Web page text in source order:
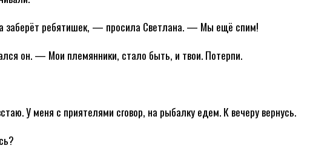
ребятишек, — просила Светлана. — Мы ещё спим!
он. — Мои племянники, стало быть, и твои. Потерпи.
У меня с приятелями сговор, на рыбалку едем. К вечеру вернусь.